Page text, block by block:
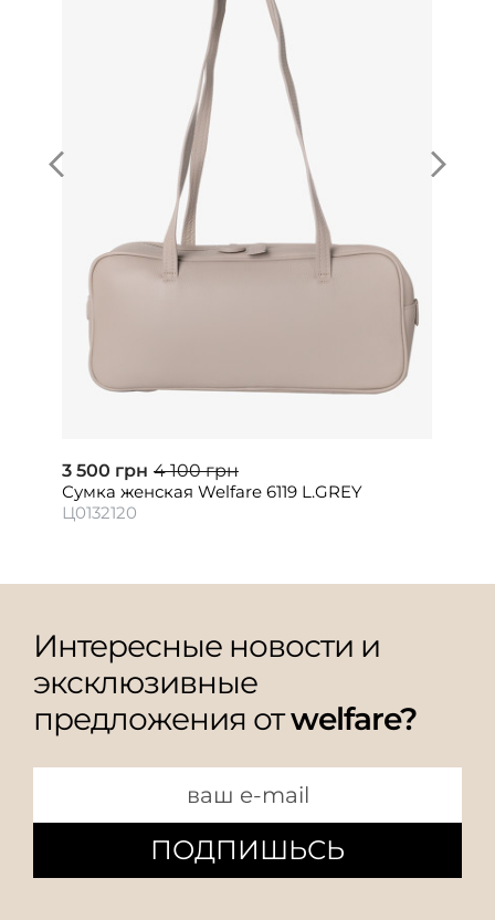
3 500 грн 4 100 грн
Сумка женская Welfare 6119 L.GREY
Ц0132120
Интересные новости и
эксклюзивные
предложения отwelfare?
ПОДПИШЬСЬ